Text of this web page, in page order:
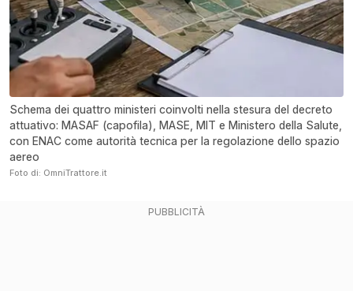
Schema dei quattro ministeri coinvolti nella stesura del decreto
attuativo: MASAF (capofila), MASE, MIT e Ministero della Salute,
con ENAC come autorità tecnica per la regolazione dello spazio
aereo
Foto di: OmniTrattore.it